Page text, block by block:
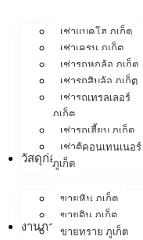
เช่าแบคโฮ ภูเก็ต
เช่าเครน ภูเก็ต
เช่ารถหกล้อ ภูเก็ต
เช่ารถสิบล้อ ภูเก็ต
เช่ารถเทรลเลอร์
ภูเก็ต
เช่ารถเฮี้ยบ ภูเก็ต
เช่าตู้คอนเทนเนอร์
ภูเก็ต
วัสดุก่อสร้าง
ขายหิน ภูเก็ต
ขายดิน ภูเก็ต
ขายทราย ภูเก็ต
งานภาคสนาม